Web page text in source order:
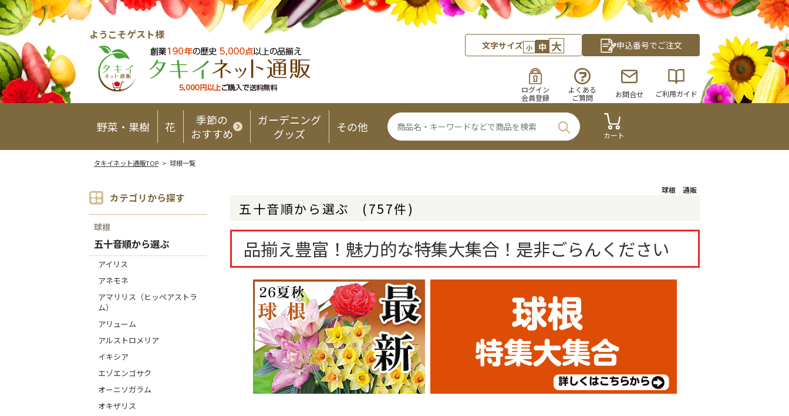
ようこそゲスト様
文字サイズ 小 中 大 申込番号でご注文
ログイン
会員登録
よくある
ご質問
お問合せ ご利用ガイド
野菜・果樹 花
季節の
おすすめ
ガーデニング
グッズ
その他
カート
タキイネット通販TOP> 球根一覧
カテゴリから探す
球根
五十音順から選ぶ
アイリス
アネモネ
アマリリス（ヒッペアストラ
ム）
アリューム
アルストロメリア
イキシア
エゾエンゴサク
オーニソガラム
オキザリス
球根 通販
五十音順から選ぶ (757件)
品揃え豊富！魅力的な特集大集合！是非ごらんください